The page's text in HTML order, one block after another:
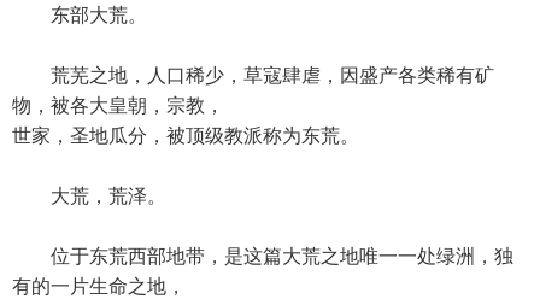
东部大荒。
荒芜之地，人口稀少，草寇肆虐，因盛产各类稀有矿
物，被各大皇朝，宗教，
世家，圣地瓜分，被顶级教派称为东荒。
大荒，荒泽。
位于东荒西部地带，是这篇大荒之地唯一一处绿洲，独
有的一片生命之地，